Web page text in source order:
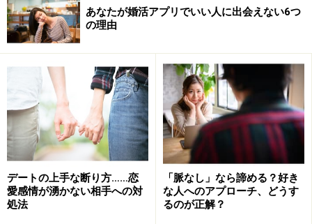
リンク： 女性と隣に寝ていても手を出さない男性心理 [西郷理恵子の恋愛コラム] All About
執筆ガイド 西郷 理恵子
2.長年同棲しているのに結婚しない男
あなたが婚活アプリでいい人に出会えない6つ
の理由
デートの上手な断り方……恋
愛感情が湧かない相手への対
処法
「脈なし」なら諦める？好き
な人へのアプローチ、どうす
るのが正解？